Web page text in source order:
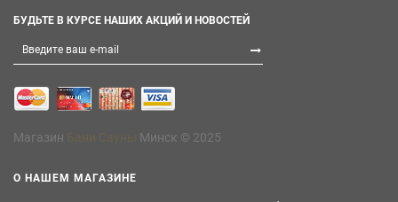
БУДЬТЕ В КУРСЕ НАШИХ АКЦИЙ И НОВОСТЕЙ
Магазин Минск © 2025
О НАШЕМ МАГАЗИНЕ